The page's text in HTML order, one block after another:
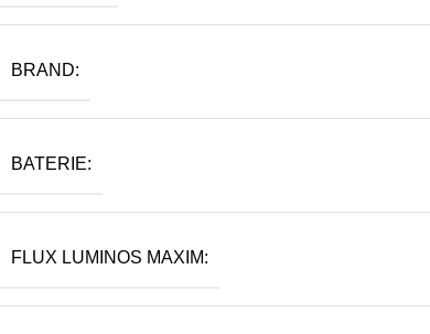
BRAND:
BATERIE:
FLUX LUMINOS MAXIM: